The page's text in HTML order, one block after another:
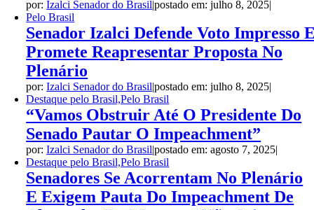
por:Izalci Senador do Brasil|postado em: julho 8, 2025|
Pelo Brasil
Senador Izalci Defende Voto Impresso
Promete Reapresentar Proposta No
Plenário
por:Izalci Senador do Brasil|postado em: julho 8, 2025|
Destaque pelo Brasil,Pelo Brasil
“Vamos Obstruir Até O Presidente Do
Senado Pautar O Impeachment”
por:Izalci Senador do Brasil|postado em: agosto 7, 2025|
Destaque pelo Brasil,Pelo Brasil
Senadores Se Acorrentam No Plenário
E Exigem Pauta Do Impeachment De